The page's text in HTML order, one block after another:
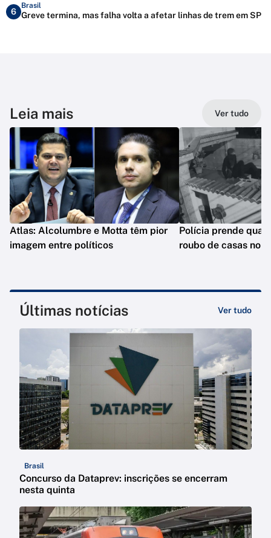
6
Brasil
Greve termina, mas falha volta a afetar linhas de trem em SP
Leia mais Ver tudo
Atlas: Alcolumbre e Motta têm pior
imagem entre políticos
Polícia prende
roubo de casas no
Últimas notícias Ver tudo
Brasil
Concurso da Dataprev: inscrições se encerram
nesta quinta